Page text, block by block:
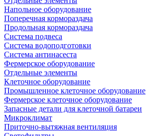
Напольное оборудование
Поперечная кормораздача
Продольная кормораздача
Система подвеса
Система водоподготовки
Система антинасеста
Фермерское оборудование
Отдельные элементы
Клеточное оборудование
Промышленное клеточное оборудование
Фермерское клеточное оборудование
Запасные детали для клеточной батареи
Микроклимат
Приточно-вытяжная вентиляция